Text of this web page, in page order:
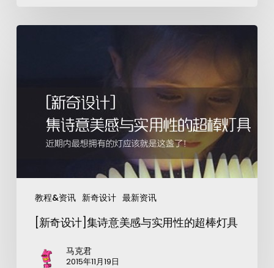
教程&资讯 新奇设计 最新资讯
[新奇设计]集诗意美感与实用性的超棒灯具
马克君
2015年11月19日